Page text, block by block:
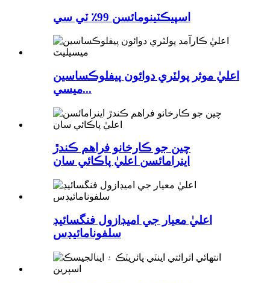
اسپيڪٽينومائسن 99٪ ٽي سي
اعليٰ موثر پولٽري دوائون پيفلوڪساسين
ميسي...
چين جو ڪارخانو فراهم ڪندڙ
اينرامائسن اعليٰ پاڪائي سان
اعليٰ معيار جي اميڊازول فنگسائيڊ
سلفونامائيڊس